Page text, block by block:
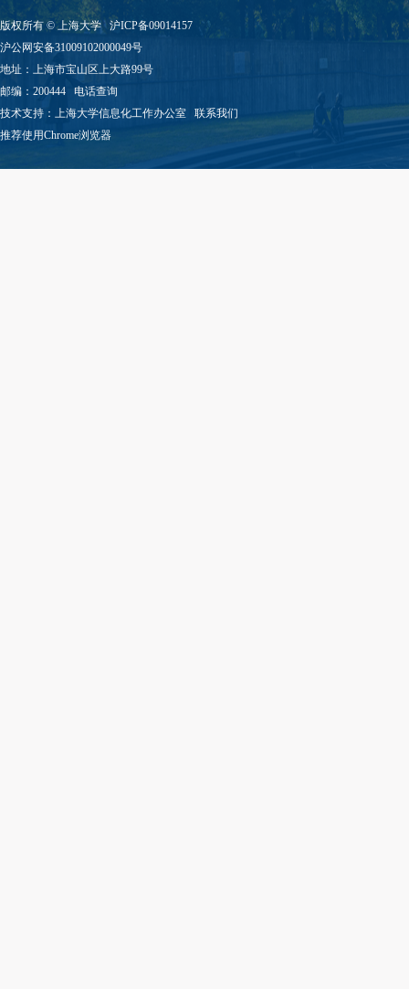
版权所有 ©上海大学
沪ICP备09014157
沪公网安备31009102000049号
地址：上海市宝山区上大路99号
邮编：200444 电话查询
技术支持： 上海大学信息化工作办公室 联系我们
推荐使用Chrome浏览器